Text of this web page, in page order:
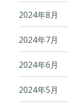
2024年8月
2024年7月
2024年6月
2024年5月